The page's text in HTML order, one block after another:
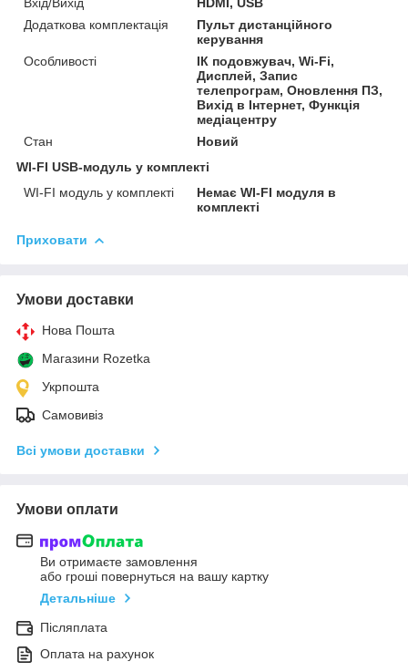
Додаткова комплектація
Пульт дистанційного
керування
Особливості
ІК подовжувач, Wi-Fi,
Дисплей, Запис
телепрограм, Оновлення ПЗ,
Вихід в Інтернет, Функція
медіацентру
Стан
Новий
WI-FI USB-модуль у комплекті
WI-FI модуль у комплекті
Немає WI-FI модуля в
комплекті
Приховати
Умови доставки
Нова Пошта
Магазини Rozetka
Укрпошта
Самовивіз
Всі умови доставки
Умови оплати
Ви отримаєте замовлення
або гроші повернуться на вашу картку
Детальніше
Післяплата
Оплата на рахунок